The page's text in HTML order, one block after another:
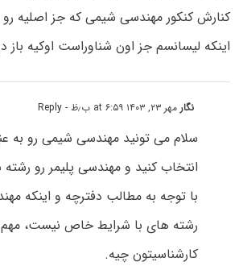
کنارش کنکور مهندسی شیمی که جز اصلیه رو
اینکه لیسانسم جز اون شناوراست اوکیه باز
نگارمهر ۲۳, ۱۴۰۳ at ۶:۵۹ ب٫ظ - Reply
سلام می تونید مهندسی شیمی رو به
انتخاب کنید و مهندسی پلیمر رو رشته
با توجه به مطالب دفترچه و اینکه
رشته های با شرایط خاص نیست،
کارشناسیتون چیه.